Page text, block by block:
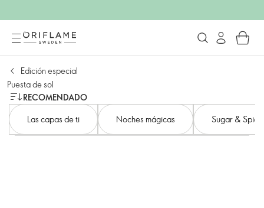
Edición especial
Puesta de sol
RECOMENDADO
Las capas de ti
Noches mágicas Sugar & Spice